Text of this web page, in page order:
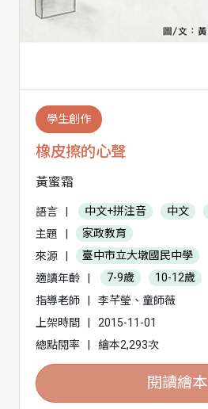
學生創作
橡皮擦的心聲
黃蜜霜
語言 中文+拼注音 中文
主題
家政教育
來源
臺中市立大墩國民中學
適讀年齡
7-9歲
10-12歲
指導老師
李芊瑩、童師薇
上架時間
2015-11-01
總點閱率
繪本2,293次
閱讀繪本